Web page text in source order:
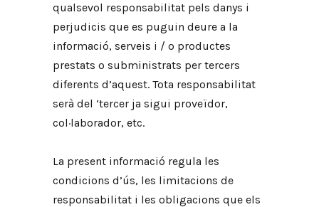
qualsevol responsabilitat pels danys i
perjudicis que es puguin deure a la
informació, serveis i / o productes
prestats o subministrats per tercers
diferents d’aquest. Tota responsabilitat
serà del ‘tercer ja sigui proveïdor,
col·laborador, etc.
La present informació regula les
condicions d’ús, les limitacions de
responsabilitat i les obligacions que els